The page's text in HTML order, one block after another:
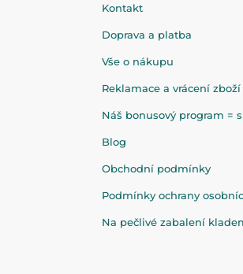
Kontakt
Doprava a platba
Vše o nákupu
Reklamace a vrácení zboží
Náš bonusový program =
Blog
Obchodní podmínky
Podmínky ochrany
Na pečlivé zabalení